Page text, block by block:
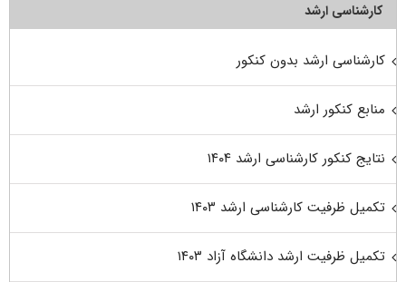
کارشناسی ارشد
کارشناسی ارشد بدون کنکور
منابع کنکور ارشد
نتایج کنکور کارشناسی ارشد ۱۴۰۴
تکمیل ظرفیت کارشناسی ارشد ۱۴۰۳
تکمیل ظرفیت ارشد دانشگاه آزاد ۱۴۰۳